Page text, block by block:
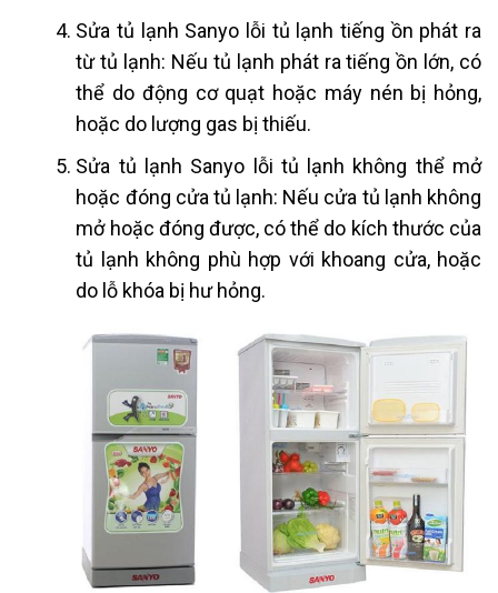
Sửa tủ lạnh Sanyo lỗi tủ lạnh tiếng ồn phát ra
từ tủ lạnh: Nếu tủ lạnh phát ra tiếng ồn lớn, có
thể do động cơ quạt hoặc máy nén bị hỏng,
hoặc do lượng gas bị thiếu.
Sửa tủ lạnh Sanyo lỗi tủ lạnh không thể mở
hoặc đóng cửa tủ lạnh: Nếu cửa tủ lạnh không
mở hoặc đóng được, có thể do kích thước của
tủ lạnh không phù hợp với khoang cửa, hoặc
do lỗ khóa bị hư hỏng.